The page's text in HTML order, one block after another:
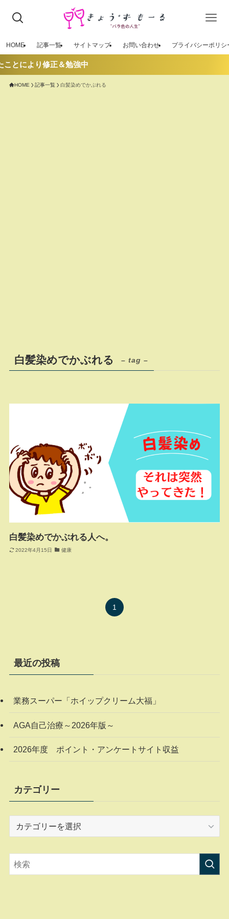
HOME 記事一覧 サイトマップ お問い合わせ プライバシーポリシ
とにより修正＆勉強中
HOME 記事一覧 白髪染めでかぶれる
白髪染めでかぶれる – tag –
白髪染めでかぶれる人へ。
2022年4月15日 健康
1
最近の投稿
業務スーパー「ホイップクリーム大福」
AGA自己治療～2026年版～
2026年度 ポイント・アンケートサイト収益
カテゴリー
リ
ー